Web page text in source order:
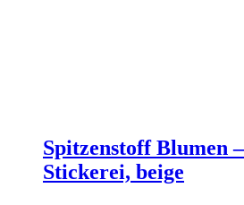
Spitzenstoff Blumen
Stickerei, beige